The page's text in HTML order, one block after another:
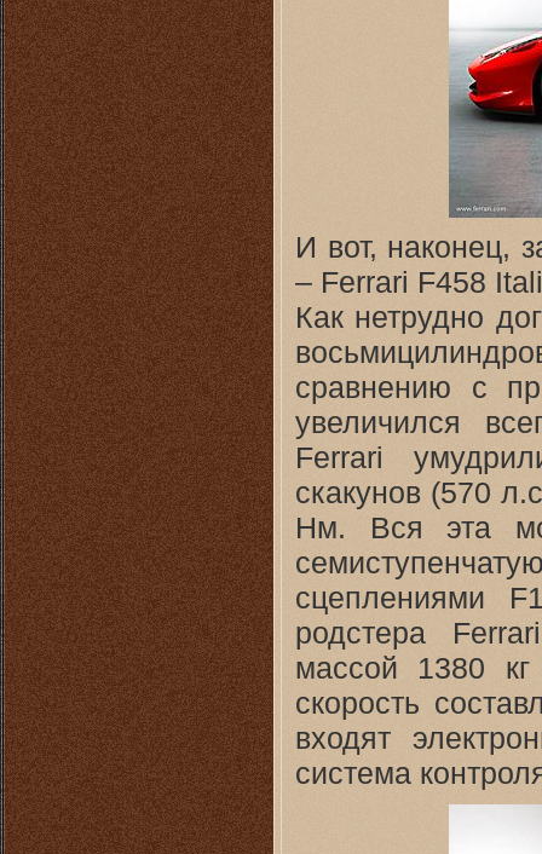
И вот, наконец,
– Ferrari F458
Как нетрудно
сравнению с
увеличился
Ferrari
скакунов (570
Нм. Вся эта
сцеплениями
родстера
массой 1380
скорость
входят
система